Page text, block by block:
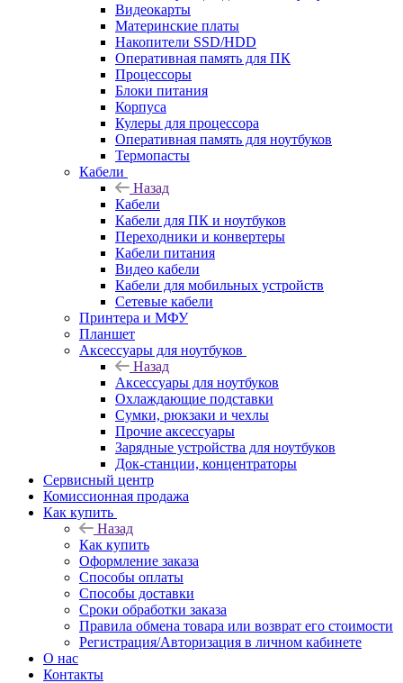
Видеокарты
Материнские платы
Накопители SSD/HDD
Оперативная память для ПК
Процессоры
Блоки питания
Корпуса
Кулеры для процессора
Оперативная память для ноутбуков
Термопасты
Кабели
Назад
Кабели
Кабели для ПК и ноутбуков
Переходники и конвертеры
Кабели питания
Видео кабели
Кабели для мобильных устройств
Сетевые кабели
Принтера и МФУ
Планшет
Аксессуары для ноутбуков
Назад
Аксессуары для ноутбуков
Охлаждающие подставки
Сумки, рюкзаки и чехлы
Прочие аксессуары
Зарядные устройства для ноутбуков
Док-станции, концентраторы
Сервисный центр
Комиссионная продажа
Как купить
Назад
Как купить
Оформление заказа
Способы оплаты
Способы доставки
Сроки обработки заказа
Правила обмена товара или возврат его стоимости
Регистрация/Авторизация в личном кабинете
О нас
Контакты